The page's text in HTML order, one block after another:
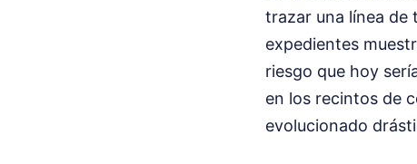
trazar una línea de
expedientes
riesgo que hoy
en los recintos de
evolucionado